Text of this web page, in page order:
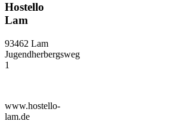
Hostello
Lam
93462 Lam
Jugendherbergsweg
1
www.hostello-
lam.de